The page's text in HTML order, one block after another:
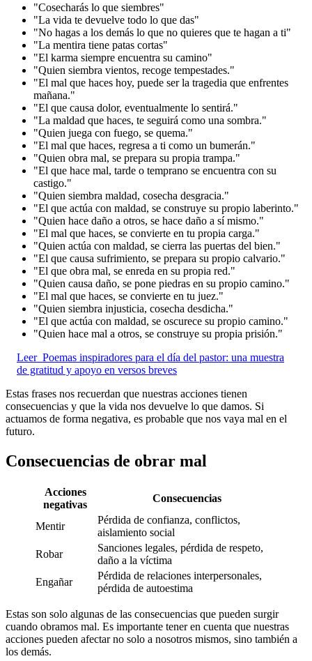
"Cosecharás lo que siembres"
"La vida te devuelve todo lo que das"
"No hagas a los demás lo que no quieres que te hagan a ti"
"La mentira tiene patas cortas"
"El karma siempre encuentra su camino"
"Quien siembra vientos, recoge tempestades."
"El mal que haces hoy, puede ser la tragedia que enfrentes
mañana."
"El que causa dolor, eventualmente lo sentirá."
"La maldad que haces, te seguirá como una sombra."
"Quien juega con fuego, se quema."
"El mal que haces, regresa a ti como un bumerán."
"Quien obra mal, se prepara su propia trampa."
"El que hace mal, tarde o temprano se encuentra con su
castigo."
"Quien siembra maldad, cosecha desgracia."
"El que actúa con maldad, se construye su propio laberinto."
"Quien hace daño a otros, se hace daño a sí mismo."
"El mal que haces, se convierte en tu propia carga."
"Quien actúa con maldad, se cierra las puertas del bien."
"El que causa sufrimiento, se prepara su propio calvario."
"El que obra mal, se enreda en su propia red."
"Quien causa daño, se pone piedras en su propio camino."
"El mal que haces, se convierte en tu juez."
"Quien siembra injusticia, cosecha desdicha."
"El que actúa con maldad, se oscurece su propio camino."
"Quien hace mal a otros, se construye su propia prisión."
Leer Poemas inspiradores para el día del pastor: una muestra
de gratitud y apoyo en versos breves
Estas frases nos recuerdan que nuestras acciones tienen
consecuencias y que la vida nos devuelve lo que damos. Si
actuamos de forma negativa, es probable que nos vaya mal en el
futuro.
Consecuencias de obrar mal
Acciones
negativas
Consecuencias
Mentir
Pérdida de confianza, conflictos,
aislamiento social
Robar
Sanciones legales, pérdida de respeto,
daño a la víctima
Engañar
Pérdida de relaciones interpersonales,
pérdida de autoestima
Estas son solo algunas de las consecuencias que pueden surgir
cuando obramos mal. Es importante tener en cuenta que nuestras
acciones pueden afectar no solo a nosotros mismos, sino también a
los demás.